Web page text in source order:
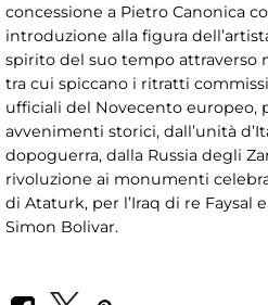
concessione a Pietro Canonica
introduzione alla figura
spirito del suo tempo attraverso
tra cui spiccano i ritratti
ufficiali del Novecento europeo,
avvenimenti storici, dall’unità
dopoguerra, dalla Russia degli
rivoluzione ai monumenti
di Ataturk, per l’Iraq di re Faysal
Simon Bolivar.